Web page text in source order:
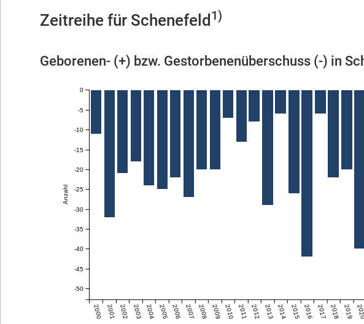
und Karten
Holstein
Zeitreihe für Schenefeld 1)
Geborenen- (+) bzw. Gestorbenenüberschuss (-) in
2000 2001 2002 2003 2004 2005 2006 2007 2008 2009 2010 2011 2012 2013 2014 2015 2016 2017 2018 2019
Anzahl
-50
-45
-40
-35
-30
-25
-20
-15
-10
-5
0